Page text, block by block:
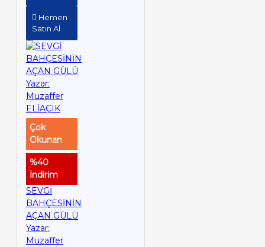
Hemen
Satın Al
Çok
Okunan
%40
İndirim
SEVGİ
BAHÇESİNİN
AÇAN GÜLÜ
Yazar:
Muzaffer